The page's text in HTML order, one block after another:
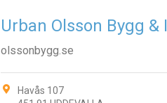
Urban Olsson Bygg
olssonbygg.se
Havås 107